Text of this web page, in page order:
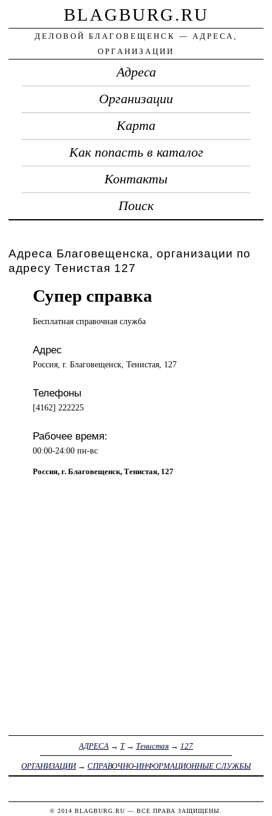
BLAGBURG.RU
ДЕЛОВОЙ БЛАГОВЕЩЕНСК — АДРЕСА,
ОРГАНИЗАЦИИ
Адреса
Организации
Карта
Как попасть в каталог
Контакты
Поиск
Адреса Благовещенска, организации по
адресу Тенистая 127
Супер справка
Бесплатная справочнаяслужба
Адрес
Россия, г. Благовещенск, Тенистая, 127
Телефоны
[4162] 222225
Рабочее время:
00:00-24:00 пн-вс
Россия, г. Благовещенск, Тенистая, 127
АДРЕСА → Т→ Тенистая → 127
ОРГАНИЗАЦИИ→ СПРАВОЧНО-ИНФОРМАЦИОННЫЕ СЛУЖБЫ
© 2014 BLAGBURG.RU — ВСЕ ПРАВА ЗАЩИЩЕНЫ.